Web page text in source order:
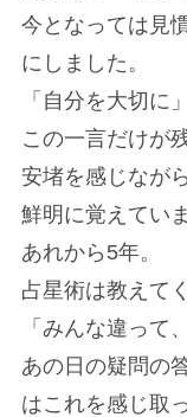
今となっては見
にしました。
「自分を大切に」
この一言だけが
安堵を感じなが
鮮明に覚えていま
あれから5年。
占星術は教えて
「みんな違って
あの日の疑問の
はこれを感じ取